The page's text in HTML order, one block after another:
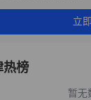
立
热榜
暂无